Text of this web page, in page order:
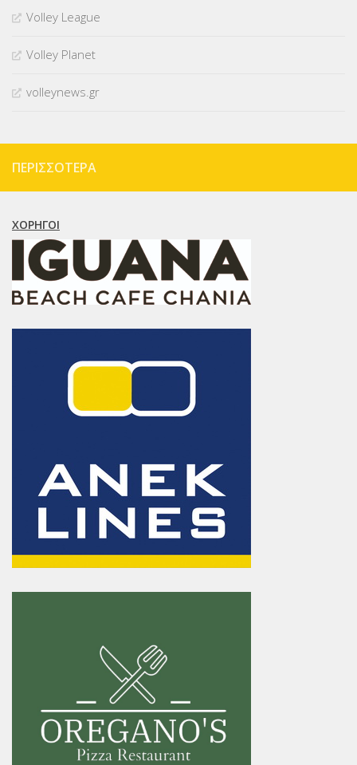
Volley League
Volley Planet
volleynews.gr
ΠΕΡΙΣΣΌΤΕΡΑ
ΧΟΡΗΓΟΊ